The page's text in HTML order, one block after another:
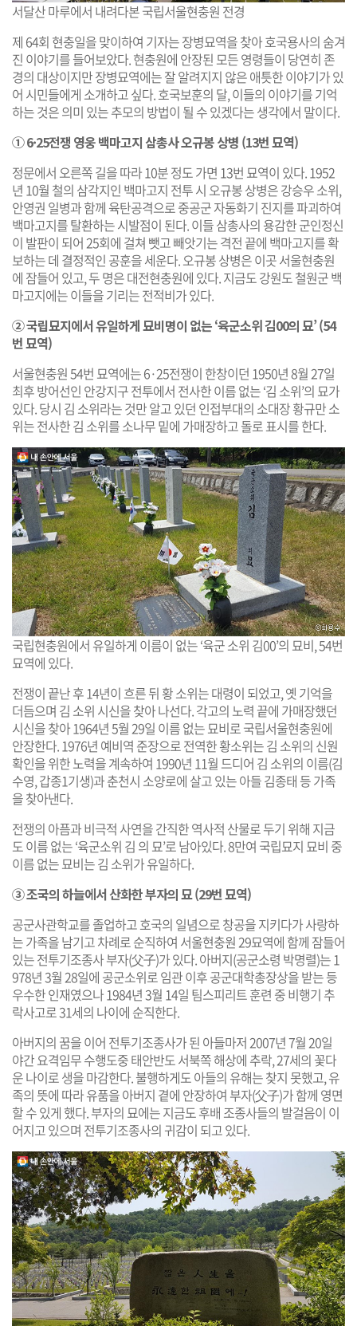
서달산 마루에서 내려다본 국립서울현충원 전경
제 64회 현충일을 맞이하여 기자는 장병묘역을 찾아 호국용사의 숨겨
진 이야기를 들어보았다. 현충원에 안장된 모든 영령들이 당연히 존
경의 대상이지만 장병묘역에는 잘 알려지지 않은 애틋한 이야기가 있
어 시민들에게 소개하고 싶다. 호국보훈의 달, 이들의 이야기를 기억
하는 것은 의미 있는 추모의 방법이 될 수 있겠다는 생각에서 말이다.
① 6·25전쟁 영웅 백마고지 삼총사 오규봉 상병 (13번 묘역)
정문에서 오른쪽 길을 따라 10분 정도 가면 13번 묘역이 있다. 1952
년 10월 철의 삼각지인 백마고지 전투 시 오규봉 상병은 강승우 소위,
안영권 일병과 함께 육탄공격으로 중공군 자동화기 진지를 파괴하여
백마고지를 탈환하는 시발점이 된다. 이들 삼총사의 용감한 군인정신
이 발판이 되어 25회에 걸쳐 뺏고 빼앗기는 격전 끝에 백마고지를 확
보하는 데 결정적인 공훈을 세운다. 오규봉 상병은 이곳 서울현충원
에 잠들어 있고, 두 명은 대전현충원에 있다. 지금도 강원도 철원군 백
마고지에는 이들을 기리는 전적비가 있다.
② 국립묘지에서 유일하게 묘비명이 없는 ‘육군소위 김00의 묘’ (54
번 묘역)​
서울현충원 54번 묘역에는 6·25전쟁이 한창이던 1950년 8월 27일
최후 방어선인 안강지구 전투에서 전사한 이름 없는 ‘김 소위’의 묘가
있다. 당시 김 소위라는 것만 알고 있던 인접부대의 소대장 황규만 소
위는 전사한 김 소위를 소나무 밑에 가매장하고 돌로 표시를 한다.
국립현충원에서 유일하게 이름이 없는 ‘육군 소위 김00’의 묘비, 54번
묘역에 있다.
전쟁이 끝난 후 14년이 흐른 뒤 황 소위는 대령이 되었고, 옛 기억을
더듬으며 김 소위 시신을 찾아 나선다. 각고의 노력 끝에 가매장했던
시신을 찾아 1964년 5월 29일 이름 없는 묘비로 국립서울현충원에
안장한다. 1976년 예비역 준장으로 전역한 황소위는 김 소위의 신원
확인을 위한 노력을 계속하여 1990년 11월 드디어 김 소위의 이름(김
수영, 갑종1기생)과 춘천시 소양로에 살고 있는 아들 김종태 등 가족
을 찾아낸다.
전쟁의 아픔과 비극적 사연을 간직한 역사적 산물로 두기 위해 지금
도 이름 없는 ‘육군소위 김 의 묘’로 남아있다. 8만여 국립묘지 묘비 중
이름 없는 묘비는 김 소위가 유일하다.
③ 조국의 하늘에서 산화한 부자의 묘 (29번 묘역)​
공군사관학교를 졸업하고 호국의 일념으로 창공을 지키다가 사랑하
는 가족을 남기고 차례로 순직하여 서울현충원 29묘역에 함께 잠들어
있는 전투기조종사 부자(父子)가 있다. 아버지(공군소령 박명렬)는 1
978년 3월 28일에 공군소위로 임관 이후 공군대학총장상을 받는 등
우수한 인재였으나 1984년 3월 14일 팀스피리트 훈련 중 비행기 추
락사고로 31세의 나이에 순직한다.
아버지의 꿈을 이어 전투기조종사가 된 아들마저 2007년 7월 20일
야간 요격임무 수행도중 태안반도 서북쪽 해상에 추락, 27세의 꽃다
운 나이로 생을 마감한다. 불행하게도 아들의 유해는 찾지 못했고, 유
족의 뜻에 따라 유품을 아버지 곁에 안장하여 부자(父子)가 함께 영면
할 수 있게 했다. 부자의 묘에는 지금도 후배 조종사들의 발걸음이 이
어지고 있으며 전투기조종사의 귀감이 되고 있다.